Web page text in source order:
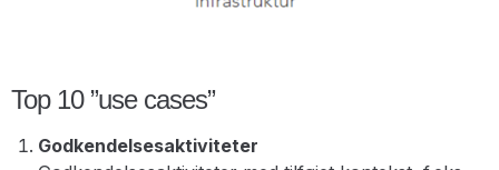
Top 10 ”use cases”
Godkendelsesaktiviteter